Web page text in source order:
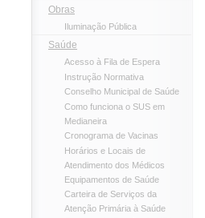
Obras
Iluminação Pública
Saúde
Acesso à Fila de Espera
Instrução Normativa
Conselho Municipal de Saúde
Como funciona o SUS em
Medianeira
Cronograma de Vacinas
Horários e Locais de
Atendimento dos Médicos
Equipamentos de Saúde
Carteira de Serviços da
Atenção Primária à Saúde